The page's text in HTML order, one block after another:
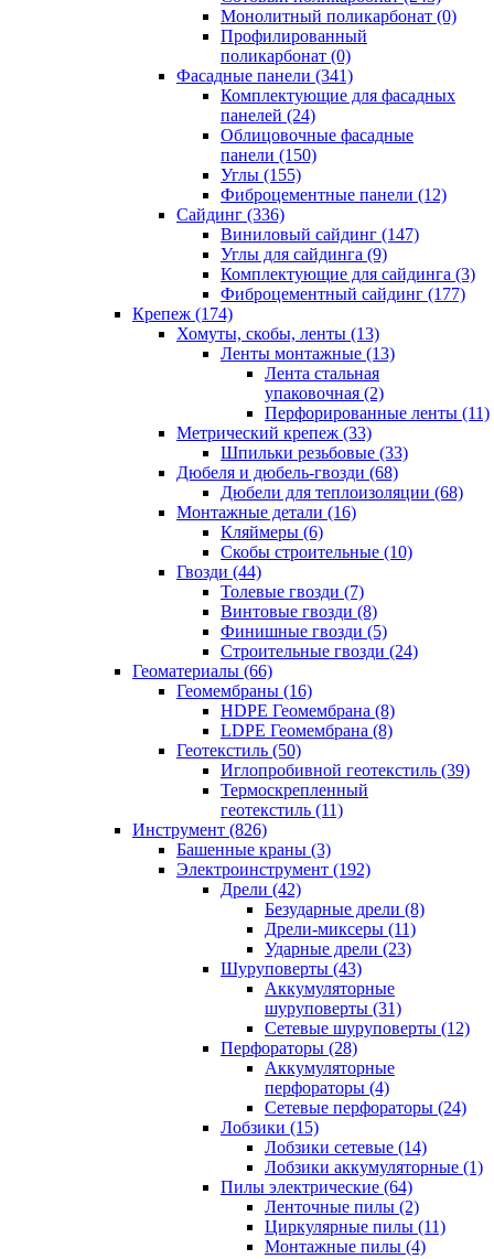
Монолитный поликарбонат (0)
Профилированный
поликарбонат (0)
Фасадные панели (341)
Комплектующие для фасадных
панелей (24)
Облицовочные фасадные
панели (150)
Углы (155)
Фиброцементные панели (12)
Сайдинг (336)
Виниловый сайдинг (147)
Углы для сайдинга (9)
Комплектующие для сайдинга (3)
Фиброцементный сайдинг (177)
Крепеж (174)
Хомуты, скобы, ленты (13)
Ленты монтажные (13)
Лента стальная
упаковочная (2)
Перфорированные ленты (11)
Метрический крепеж (33)
Шпильки резьбовые (33)
Дюбеля и дюбель-гвозди (68)
Дюбели для теплоизоляции (68)
Монтажные детали (16)
Кляймеры (6)
Скобы строительные (10)
Гвозди (44)
Толевые гвозди (7)
Винтовые гвозди (8)
Финишные гвозди (5)
Строительные гвозди (24)
Геоматериалы (66)
Геомембраны (16)
HDPE Геомембрана (8)
LDPE Геомембрана (8)
Геотекстиль (50)
Иглопробивной геотекстиль (39)
Термоскрепленный
геотекстиль (11)
Инструмент (826)
Башенные краны (3)
Электроинструмент (192)
Дрели (42)
Безударные дрели (8)
Дрели-миксеры (11)
Ударные дрели (23)
Шуруповерты (43)
Аккумуляторные
шуруповерты (31)
Сетевые шуруповерты (12)
Перфораторы (28)
Аккумуляторные
перфораторы (4)
Сетевые перфораторы (24)
Лобзики (15)
Лобзики сетевые (14)
Лобзики аккумуляторные (1)
Пилы электрические (64)
Ленточные пилы (2)
Циркулярные пилы (11)
Монтажные пилы (4)